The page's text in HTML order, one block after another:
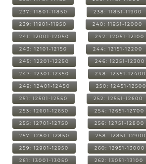
237: 11801-11850 238: 11851-11900
239: 11901-11950 240: 11951-12000
241: 12001-12050 242: 12051-12100
243: 12101-12150 244: 12151-12200
245: 12201-12250 246: 12251-12300
247: 12301-12350 248: 12351-12400
249: 12401-12450 250: 12451-12500
251: 12501-12550 252: 12551-12600
253: 12601-12650 254: 12651-12700
255: 12701-12750 256: 12751-12800
257: 12801-12850 258: 12851-12900
259: 12901-12950 260: 12951-13000
261: 13001-13050 262: 13051-13100